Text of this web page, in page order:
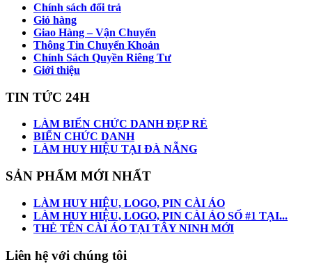
Chính sách đổi trả
Giỏ hàng
Giao Hàng – Vận Chuyển
Thông Tin Chuyển Khoản
Chính Sách Quyền Riêng Tư
Giới thiệu
TIN TỨC 24H
LÀM BIỂN CHỨC DANH ĐẸP RẺ
BIỂN CHỨC DANH
LÀM HUY HIỆU TẠI ĐÀ NẴNG
SẢN PHẨM MỚI NHẤT
LÀM HUY HIỆU, LOGO, PIN CÀI ÁO
LÀM HUY HIỆU, LOGO, PIN CÀI ÁO SỐ #1 TẠI...
THẺ TÊN CÀI ÁO TẠI TÂY NINH MỚI
Liên hệ với chúng tôi